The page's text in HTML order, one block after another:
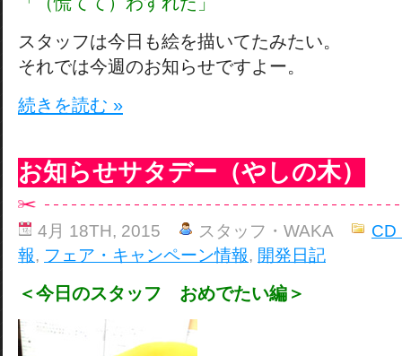
スタッフは今日も絵を描いてたみたい。
それでは今週のお知らせですよー。
続きを読む »
お知らせサタデー（やしの木）
4月 18TH, 2015 スタッフ・WAKA
CD
報, フェア・キャンペーン情報, 開発日記
＜今日のスタッフ おめでたい編＞